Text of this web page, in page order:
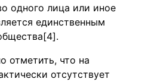
одного лица или иное
единственным
отметить, что на
отсутствует